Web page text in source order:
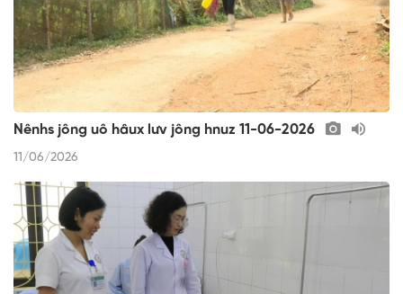
Nênhs jông uô hâux lưv jông hnuz 11-06-2026
11/06/2026